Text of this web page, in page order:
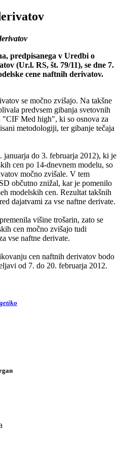
predpisanega v Uredbi o
(Ur.l. RS, št. 79/11), se dne 7.
cene naftnih derivatov.
se močno zvišajo. Na takšne
predvsem gibanja svetovnih
Med high", ki so osnova za
metodologiji, ter gibanje tečaja
do 3. februarja 2012), ki je
cen po 14-dnevnem modelu, so
močno zvišale. V tem
občutno znižal, kar je pomenilo
modelskih cen. Rezultat takšnih
dajatvami za vse naftne derivate.
višine trošarin, zato se
cen močno zvišajo tudi
vse naftne derivate.
cen naftnih derivatov bodo
od 7. do 20. februarja 2012.